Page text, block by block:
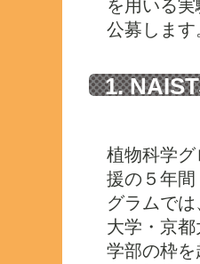
を用いる
公募します
1.
植物科学
援の５年
グラムでは
大学・京
学部の枠を